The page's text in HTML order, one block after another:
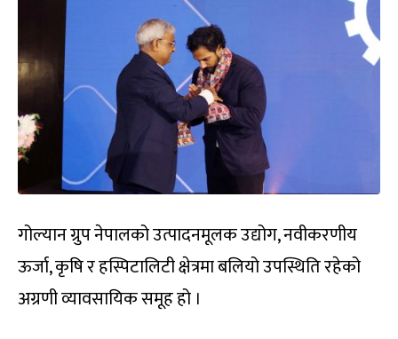
गोल्यान ग्रुप नेपालको उत्पादनमूलक उद्योग, नवीकरणीय
ऊर्जा, कृषि र हस्पिटालिटी क्षेत्रमा बलियो उपस्थिति रहेको
अग्रणी व्यावसायिक समूह हो ।